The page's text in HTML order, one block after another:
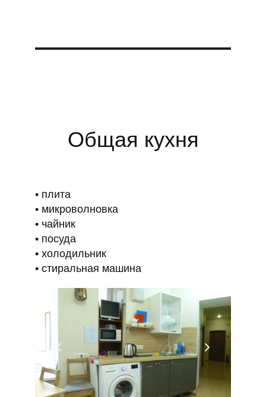
Общая кухня
плита
микроволновка
чайник
посуда
холодильник
стиральная машина